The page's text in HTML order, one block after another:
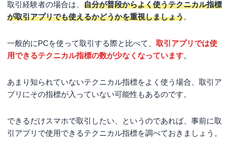
取引経験者の場合は、 自分が普段からよく使うテクニカル指標
が取引アプリでも使えるかどうかを重視しましょう。
一般的にPCを使って取引する際と比べて、 取引アプリでは使
用できるテクニカル指標の数が少なくなっています。
あまり知られていないテクニカル指標をよく使う場合、取引ア
プリにその指標が入っていない可能性もあるのです。
できるだけスマホで取引したい、というのであれば、事前に取
引アプリで使用できるテクニカル指標を調べておきましょう。